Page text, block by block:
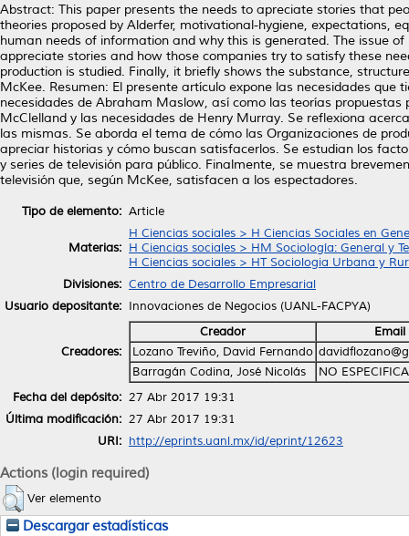
Abstract: This paper presents the needs to apreciate stories that
theories proposed by Alderfer, motivational-hygiene, expectations,
human needs of information and why this is generated. The issue
appreciate stories and how those companies try to satisfy these
production is studied. Finally, it briefly shows the substance,
McKee. Resumen: El presente artículo expone las necesidades
necesidades de Abraham Maslow, así como las teorías
McClelland y las necesidades de Henry Murray. Se reflexiona
las mismas. Se aborda el tema de cómo las Organizaciones de
apreciar historias y cómo buscan satisfacerlos. Se estudian los
y series de televisión para público. Finalmente, se muestra
televisión que, según McKee, satisfacen a los espectadores.
Tipo de elemento: Article
Materias:
H Ciencias sociales > H Ciencias Sociales en
H Ciencias sociales > HM Sociología: General y
H Ciencias sociales > HT Sociologia Urbana y
Divisiones: Centro de Desarrollo Empresarial
Usuario depositante: Innovaciones de Negocios (UANL-FACPYA)
Creadores:
Creador
Email
Lozano Treviño, David Fernando
Barragán Codina, José Nicolás
NO
Fecha del depósito: 27 Abr 2017 19:31
Última modificación: 27 Abr 2017 19:31
URI: http://eprints.uanl.mx/id/eprint/12623
Actions (login required)
Ver elemento
Descargar estadísticas